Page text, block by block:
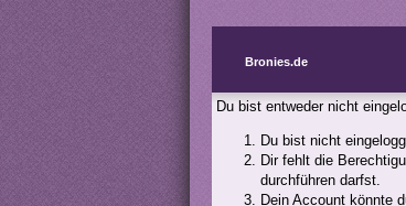
Bronies.de
Du bist entweder nicht
Du bist nicht
Dir fehlt die
durchführen darfst.
Dein Account könnte